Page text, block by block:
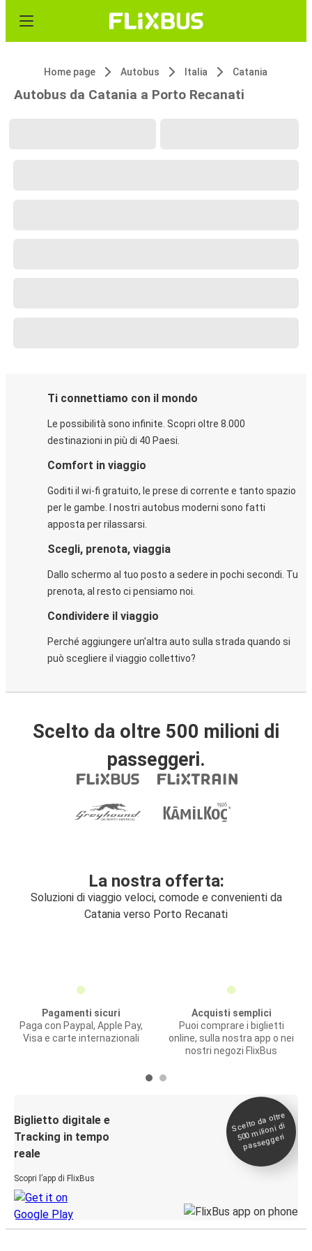
Home page Autobus Italia Catania
Autobus da Catania a Porto Recanati
Ti connettiamo con il mondo
Le possibilità sono infinite. Scopri oltre 8.000
destinazioni in più di 40 Paesi.
Comfort in viaggio
Goditi il wi-fi gratuito, le prese di corrente e tanto spazio
per le gambe. I nostri autobus moderni sono fatti
apposta per rilassarsi.
Scegli, prenota, viaggia
Dallo schermo al tuo posto a sedere in pochi secondi. Tu
prenota, al resto ci pensiamo noi.
Condividere il viaggio
Perché aggiungere un'altra auto sulla strada quando si
può scegliere il viaggio collettivo?
Scelto da oltre 500 milioni di
passeggeri.
La nostra offerta:
Soluzioni di viaggio veloci, comode e convenienti da
Catania verso Porto Recanati
Pagamenti sicuri
Paga con Paypal, Apple Pay,
Visa e carte internazionali
Acquisti semplici
Puoi comprare i biglietti
online, sulla nostra app o nei
nostri negozi FlixBus
Biglietto digitale e
Tracking in tempo
reale
Scopri l’app di FlixBus
Scelto da oltre
500
milioni di
passeggeri